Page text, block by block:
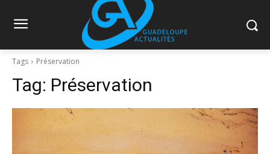
Tags Préservation
Tag: Préservation